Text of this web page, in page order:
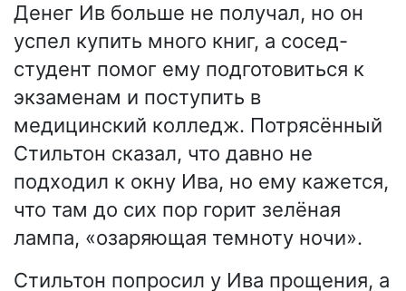
Денег Ив больше не получал, но он
успел купить много книг, а сосед-
студент помог ему подготовиться к
экзаменам и поступить в
медицинский колледж. Потрясённый
Стильтон сказал, что давно не
подходил к окну Ива, но ему кажется,
что там до сих пор горит зелёная
лампа, «озаряющая темноту ночи».
Стильтон попросил у Ива прощения, а